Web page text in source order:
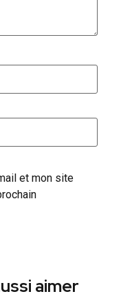
et mon site
aimer